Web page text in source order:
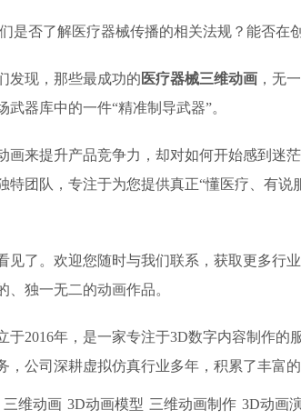
是否了解医疗器械传播的相关法规？能否在
发现，那些最成功的 医疗器械三维动画 ，无
器库中的一件“精准制导武器”。
画来提升产品竞争力，却对如何开始感到迷
特团队，专注于为您提供真正“懂医疗、有说
见了。欢迎您随时与我们联系，获取更多行
独一无二的动画作品。
于2016年，是一家专注于3D数字内容制作
，公司深耕虚拟仿真行业多年，积累了丰富
三维动画 3D动画模型 三维动画制作 3D动画